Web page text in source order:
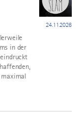
24.11.2026
in der